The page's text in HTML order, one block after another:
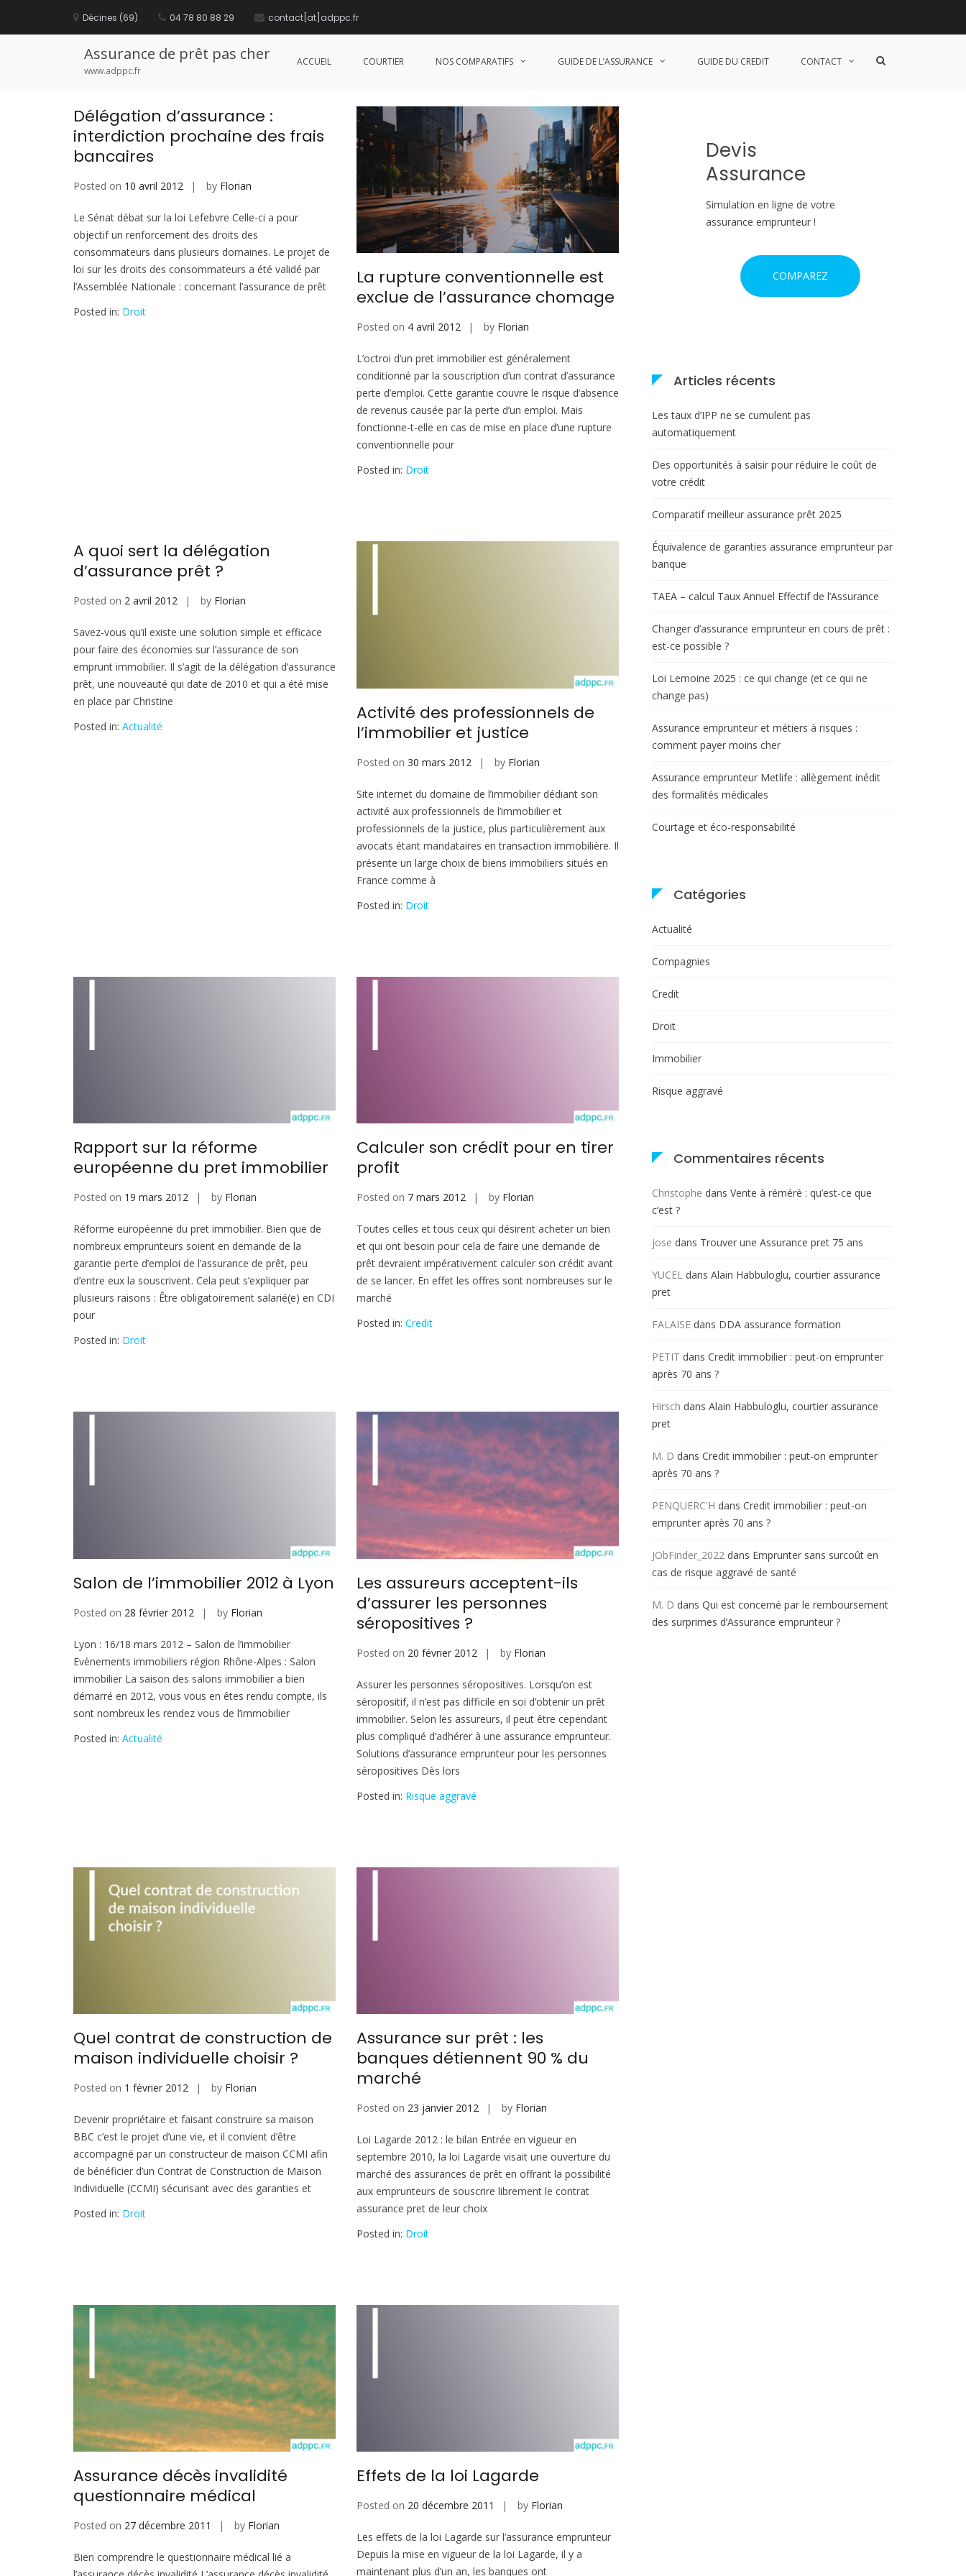
i
Décines (69) 04 78 80 88 29 contact[at]adppc.fr
Assurance de prêt pas cher
www.adppc.fr
ACCUEIL COURTIER NOS COMPARATIFS GUIDE DE L’ASSURANCE GUIDE DU CREDIT CONTACT
S
Auteur :Florian
Délégation d’assurance :
interdiction prochaine des frais
bancaires
Posted on 10 avril 2012 by Florian
Le Sénat débat sur la loi Lefebvre Celle-ci a pour
objectif un renforcement des droits des
consommateurs dans plusieurs domaines. Le projet de
loi sur les droits des consommateurs a été validé par
l’Assemblée Nationale : concernant l’assurance de prêt
Posted in: Droit
La rupture conventionnelle est
exclue de l’assurance chomage
Posted on 4 avril 2012 by Florian
L’octroi d’un pret immobilier est généralement
conditionné par la souscription d’un contrat d’assurance
perte d’emploi. Cette garantie couvre le risque d’absence
de revenus causée par la perte d’un emploi. Mais
fonctionne-t-elle en cas de mise en place d’une rupture
conventionnelle pour
Posted in: Droit
A quoi sert la délégation
d’assurance prêt ?
Posted on 2 avril 2012 by Florian
Savez-vous qu’il existe une solution simple et efficace
pour faire des économies sur l’assurance de son
emprunt immobilier. Il s’agit de la délégation d’assurance
prêt, une nouveauté qui date de 2010 et qui a été mise
en place par Christine
Posted in: Actualité
Activité des professionnels de
l’immobilier et justice
Posted on 30 mars 2012 by Florian
Site internet du domaine de l’immobilier dédiant son
activité aux professionnels de l’immobilier et
professionnels de la justice, plus particulièrement aux
avocats étant mandataires en transaction immobilière. Il
présente un large choix de biens immobiliers situés en
France comme à
Posted in: Droit
Rapport sur la réforme
européenne du pret immobilier
Posted on 19 mars 2012 by Florian
Réforme européenne du pret immobilier. Bien que de
nombreux emprunteurs soient en demande de la
garantie perte d’emploi de l’assurance de prêt, peu
d’entre eux la souscrivent. Cela peut s’expliquer par
plusieurs raisons : Être obligatoirement salarié(e) en CDI
pour
Posted in: Droit
Calculer son crédit pour en tirer
profit
Posted on 7 mars 2012 by Florian
Toutes celles et tous ceux qui désirent acheter un bien
et qui ont besoin pour cela de faire une demande de
prêt devraient impérativement calculer son crédit avant
de se lancer. En effet les offres sont nombreuses sur le
marché
Posted in: Credit
Salon de l’immobilier 2012 à Lyon
Posted on 28 février 2012 by Florian
Lyon : 16/18 mars 2012 – Salon de l’immobilier
Evènements immobiliers région Rhône-Alpes : Salon
immobilier La saison des salons immobilier a bien
démarré en 2012, vous vous en êtes rendu compte, ils
sont nombreux les rendez vous de l’immobilier
Posted in: Actualité
Les assureurs acceptent-ils
d’assurer les personnes
séropositives ?
Posted on 20 février 2012 by Florian
Assurer les personnes séropositives. Lorsqu’on est
séropositif, il n’est pas difficile en soi d’obtenir un prêt
immobilier. Selon les assureurs, il peut être cependant
plus compliqué d’adhérer à une assurance emprunteur.
Solutions d’assurance emprunteur pour les personnes
séropositives Dès lors
Posted in: Risque aggravé
Quel contrat de construction de
maison individuelle choisir ?
Posted on 1 février 2012 by Florian
Devenir propriétaire et faisant construire sa maison
BBC c’est le projet d’une vie, et il convient d’être
accompagné par un constructeur de maison CCMI afin
de bénéficier d’un Contrat de Construction de Maison
Individuelle (CCMI) sécurisant avec des garanties et
Posted in: Droit
Assurance sur prêt : les
banques détiennent 90 % du
marché
Posted on 23 janvier 2012 by Florian
Loi Lagarde 2012 : le bilan Entrée en vigueur en
septembre 2010, la loi Lagarde visait une ouverture du
marché des assurances de prêt en offrant la possibilité
aux emprunteurs de souscrire librement le contrat
assurance pret de leur choix
Posted in: Droit
Assurance décès invalidité
questionnaire médical
Posted on 27 décembre 2011 by Florian
Bien comprendre le questionnaire médical lié a
Effets de la loi Lagarde
Posted on 20 décembre 2011 by Florian
Les effets de la loi Lagarde sur l’assurance emprunteur
Depuis la mise en vigueur de la loi Lagarde, il y a
maintenant plus d’un an, les banques ont
Devis
Assurance
Simulation en ligne de votre
assurance emprunteur !
COMPAREZ
Articles récents
Les taux d’IPP ne se cumulent pas
automatiquement
Des opportunités à saisir pour réduire le coût de
votre crédit
Comparatif meilleur assurance prêt 2025
Équivalence de garanties assurance emprunteur par
banque
TAEA – calcul Taux Annuel Effectif de l’Assurance
Changer d’assurance emprunteur en cours de prêt :
est-ce possible ?
Loi Lemoine 2025 : ce qui change (et ce qui ne
change pas)
Assurance emprunteur et métiers à risques :
comment payer moins cher
Assurance emprunteur Metlife : allègement inédit
des formalités médicales
Courtage et éco-responsabilité
Catégories
Actualité
Compagnies
Credit
Droit
Immobilier
Risque aggravé
Commentaires récents
Christophe dans Vente à réméré : qu’est-ce que
c’est ?
jose dans Trouver une Assurance pret 75 ans
YUCEL dans Alain Habbuloglu, courtier assurance
pret
FALAISE dans DDA assurance formation
PETIT dans Credit immobilier : peut-on emprunter
après 70 ans ?
Hirsch dans Alain Habbuloglu, courtier assurance
pret
M. D dans Credit immobilier : peut-on emprunter
après 70 ans ?
PENQUERC'H dans Credit immobilier : peut-on
emprunter après 70 ans ?
JObFinder_2022 dans Emprunter sans surcoût en
cas de risque aggravé de santé
M. D dans Qui est concerné par le remboursement
des surprimes d’Assurance emprunteur ?